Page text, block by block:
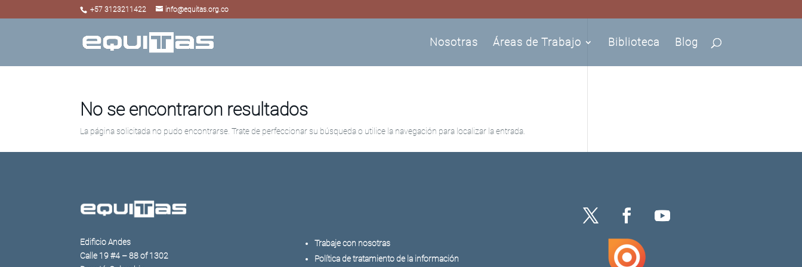
+57 3123211422 info@equitas.org.co
Nosotras Áreas de Trabajo Biblioteca Blog
No se encontraron resultados
La página solicitada no pudo encontrarse. Trate de perfeccionar su búsqueda o utilice la navegación para localizar la entrada.
Edificio Andes
Calle 19 #4 – 88 of 1302
Trabaje con nosotras
Política de tratamiento de la información